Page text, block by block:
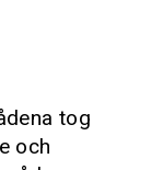
tog
och